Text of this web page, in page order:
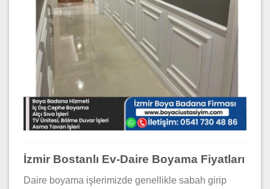
İzmir Bostanlı Ev-Daire Boyama Fiyatları
Daire boyama işlerimizde genellikle sabah girip